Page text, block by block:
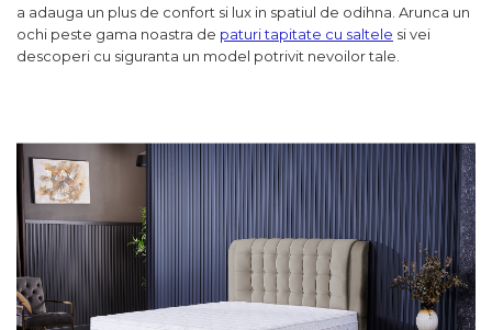
a adauga un plus de confort si lux in spatiul de odihna. Arunca un
ochi peste gama noastra de paturi tapitate cu saltele si vei
descoperi cu siguranta un model potrivit nevoilor tale.